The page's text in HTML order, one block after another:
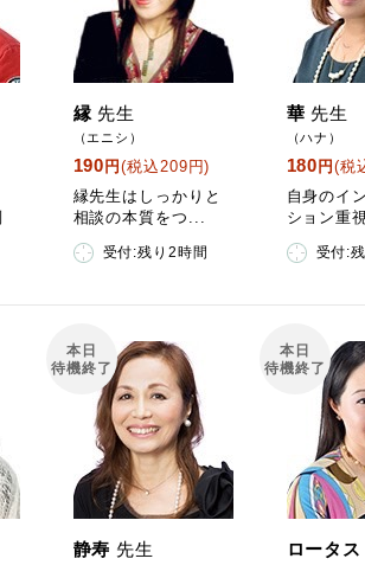
縁 先生
（エニシ）
190 円(税込209円)
縁先生はしっかりと
相談の本質をつ...
受付:残り2時間
華 先生
（ハナ）
180 円(税
自身のイ
ション重
受付:
静寿 先生
本日
待機終了
ロータス
本日
待機終了